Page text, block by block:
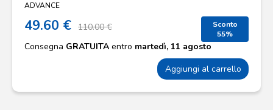
ADVANCE
49.60 € 110.00 €
Sconto
55%
Consegna GRATUITA entro martedì, 11 agosto
Aggiungi al carrello